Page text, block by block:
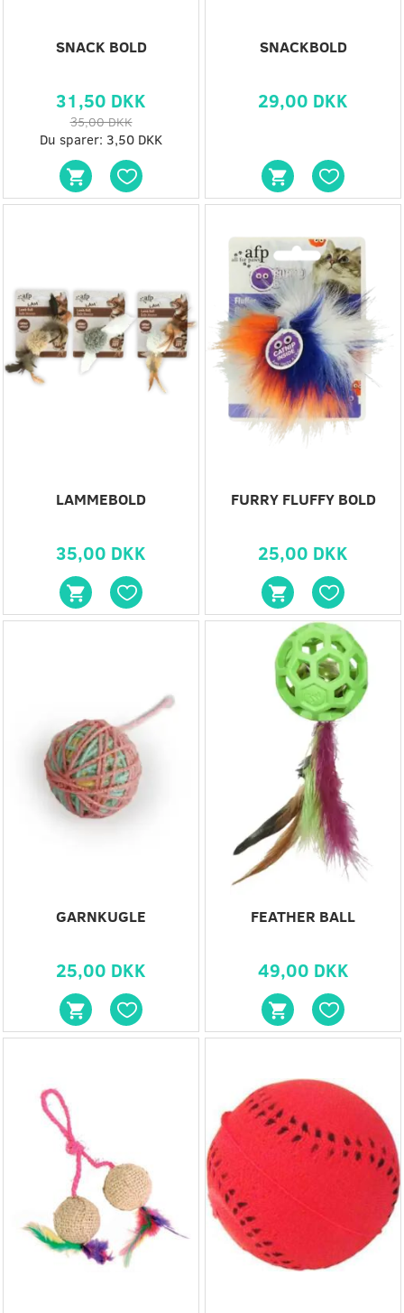
SNACK BOLD
31,50 DKK
35,00 DKK
Du sparer: 3,50 DKK
SNACKBOLD
29,00 DKK
LAMMEBOLD
35,00 DKK
FURRY FLUFFY BOLD
25,00 DKK
GARNKUGLE
25,00 DKK
FEATHER BALL
49,00 DKK